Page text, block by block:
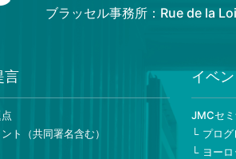
ブラッセル事務所：Rue de la
言
ト（共同署名含む）
イベ
JMCセ
プロ
ヨー